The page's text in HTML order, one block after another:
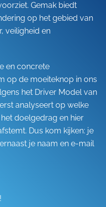
Gemak biedt
op het gebied van
veiligheid en
en concrete
op de moeiteknop in ons
het Driver Model van
analyseert op welke
doelgedrag en hier
Dus kom kijken: je
je naam en e-mail